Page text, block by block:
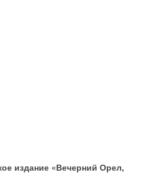
издание «Вечерний Орел,